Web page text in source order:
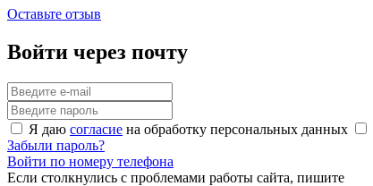
Оставьте отзыв
Войти через почту
Я даю согласие на обработку персональных данных
Забыли пароль?
Войти по номеру телефона
Если столкнулись с проблемами работы сайта, пишите